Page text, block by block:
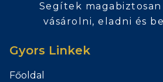
Segítek
vásárolni, eladni és
Gyors Linkek
Főoldal